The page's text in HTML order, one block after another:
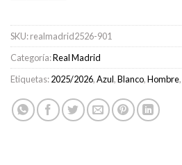
SKU:realmadrid2526-901
Categoría:Real Madrid
Etiquetas:2025/2026,Azul,Blanco,Hombre,